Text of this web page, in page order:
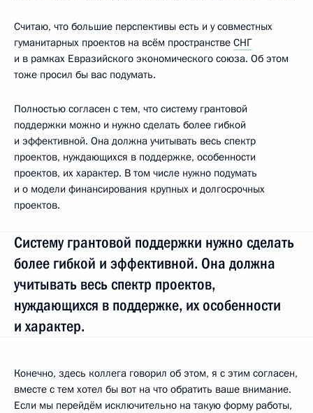
Считаю, что большие перспективы есть и у совместных
гуманитарных проектов на всём пространстве СНГ
и в рамках Евразийского экономического союза. Об этом
тоже просил бы вас подумать.
Полностью согласен с тем, что систему грантовой
поддержки можно и нужно сделать более гибкой
и эффективной. Она должна учитывать весь спектр
проектов, нуждающихся в поддержке, особенности
проектов, их характер. В том числе нужно подумать
и о модели финансирования крупных и долгосрочных
проектов.
Систему грантовой поддержки нужно сделать
более гибкой и эффективной. Она должна
учитывать весь спектр проектов,
нуждающихся в поддержке, их особенности
и характер.
Конечно, здесь коллега говорил об этом, я с этим согласен,
вместе с тем хотел бы вот на что обратить ваше внимание.
Если мы перейдём исключительно на такую форму работы,